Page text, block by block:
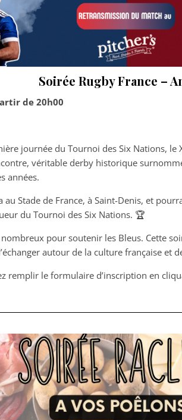
Soirée Rugby France –
de 20h00
journée du Tournoi des Six Nations, le
véritable derby historique
années.
au Stade de France, à Saint-Denis, et
du Tournoi des Six Nations. 🏆
pour soutenir les Bleus. Cette
autour de la culture française et
remplir le formulaire d’inscription en